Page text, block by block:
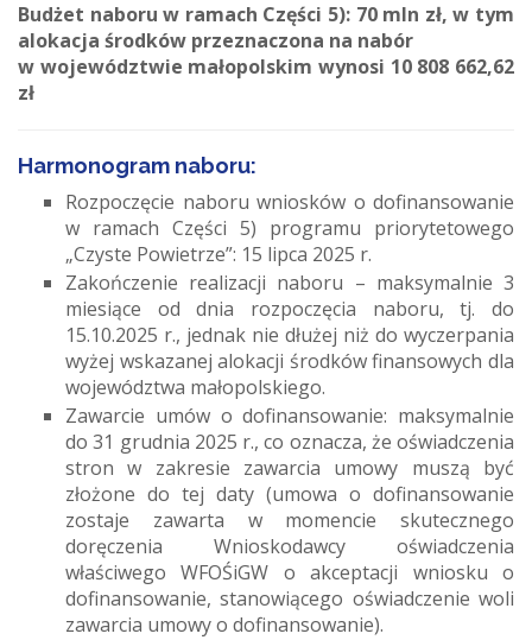
Budżet naboru w ramach Części 5): 70 mln zł, w tym
alokacja środków przeznaczona na nabór
w województwie małopolskim wynosi 10 808 662,62
zł
Harmonogram naboru:
Rozpoczęcie naboru wniosków o dofinansowanie
w ramach Części 5) programu priorytetowego
„Czyste Powietrze”: 15 lipca 2025 r.
Zakończenie realizacji naboru – maksymalnie 3
miesiące od dnia rozpoczęcia naboru, tj. do
15.10.2025 r., jednak nie dłużej niż do wyczerpania
wyżej wskazanej alokacji środków finansowych dla
województwa małopolskiego.
Zawarcie umów o dofinansowanie: maksymalnie
do 31 grudnia 2025 r., co oznacza, że oświadczenia
stron w zakresie zawarcia umowy muszą być
złożone do tej daty (umowa o dofinansowanie
zostaje zawarta w momencie skutecznego
doręczenia Wnioskodawcy oświadczenia
właściwego WFOŚiGW o akceptacji wniosku o
dofinansowanie, stanowiącego oświadczenie woli
zawarcia umowy o dofinansowanie).